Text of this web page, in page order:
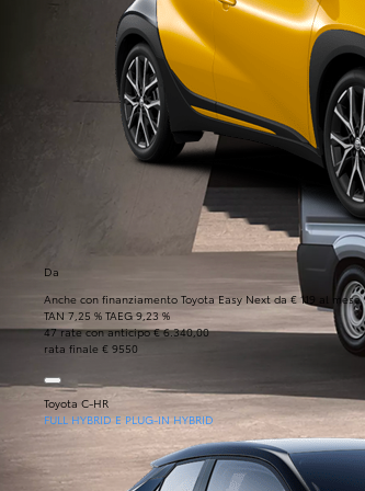
Da
Anche con finanziamento Toyota Easy Next da € 119 al mese
TAN 7,25 % TAEG 9,23 %
47 rate con anticipo € 6.340,00
rata finale € 9550
Toyota C-HR
FULL HYBRID E PLUG-IN HYBRID